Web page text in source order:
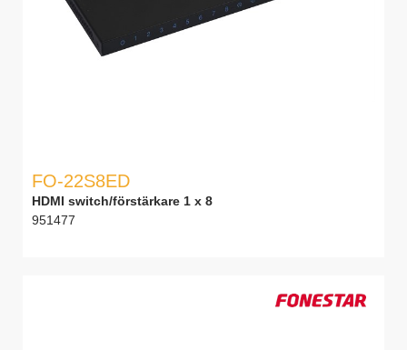
FO-22S8ED
HDMI switch/förstärkare 1 x 8
951477